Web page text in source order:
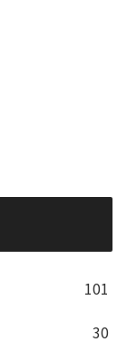
101
30